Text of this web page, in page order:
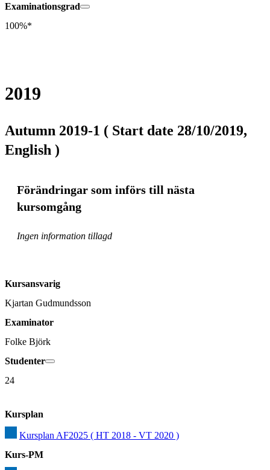
Examinationsgrad
100%*
2019
Autumn 2019-1 ( Start date 28/10/2019,
English )
Förändringar som införs till nästa
kursomgång
Ingen information tillagd
Kursansvarig
Kjartan Gudmundsson
Examinator
Folke Björk
Studenter
24
Kursplan
Kursplan AF2025 ( HT 2018 - VT 2020 )
Kurs-PM